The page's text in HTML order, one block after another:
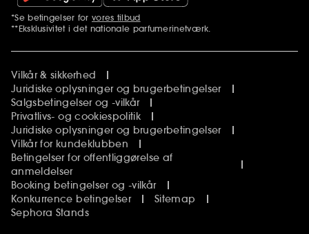
Yderligere bemærkninger
*Se betingelser for vores tilbud
**Eksklusivitet i det nationale parfumerinetværk.
Vilkår & sikkerhed
Juridiske oplysninger og brugerbetingelser
Salgsbetingelser og -vilkår
Privatlivs- og cookiespolitik
Juridiske oplysninger og brugerbetingelser
Vilkår for kundeklubben
Betingelser for offentliggørelse af
anmeldelser
Booking betingelser og -vilkår
Konkurrence betingelser
Sitemap
Sephora Stands